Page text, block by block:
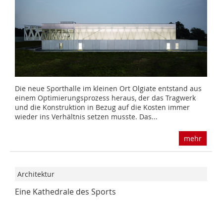
Die neue Sporthalle im kleinen Ort Olgiate entstand aus
einem Optimierungsprozess heraus, der das Tragwerk
und die Konstruktion in Bezug auf die Kosten immer
wieder ins Verhältnis setzen musste. Das...
mehr
Architektur
Eine Kathedrale des Sports